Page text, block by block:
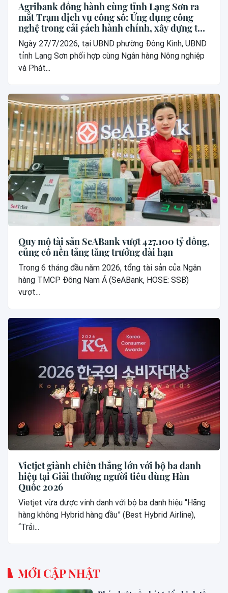
Agribank đồng hành cùng tỉnh Lạng Sơn ra
mắt Trạm dịch vụ công số: Ứng dụng công
nghệ trong cải cách hành chính, xây dựng thế
hệ “công dân số”
Ngày 27/7/2026, tại UBND phường Đông Kinh, UBND
tỉnh Lạng Sơn phối hợp cùng Ngân hàng Nông nghiệp
và Phát...
Quy mô tài sản SeABank vượt 427.100 tỷ đồng,
củng cố nền tảng tăng trưởng dài hạn
Trong 6 tháng đầu năm 2026, tổng tài sản của Ngân
hàng TMCP Đông Nam Á (SeABank, HOSE: SSB)
vượt...
Vietjet giành chiến thắng lớn với bộ ba danh
hiệu tại Giải thưởng người tiêu dùng Hàn
Quốc 2026
Vietjet vừa được vinh danh với bộ ba danh hiệu “Hãng
hàng không Hybrid hàng đầu” (Best Hybrid Airline),
“Trải...
MỚI CẬP NHẬT